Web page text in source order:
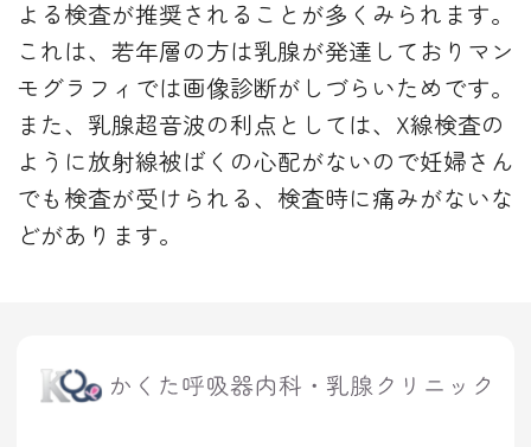
よる検査が推奨されることが多くみられます。
これは、若年層の方は乳腺が発達しておりマン
モグラフィでは画像診断がしづらいためです。
また、乳腺超音波の利点としては、X線検査の
ように放射線被ばくの心配がないので妊婦さん
でも検査が受けられる、検査時に痛みがないな
どがあります。